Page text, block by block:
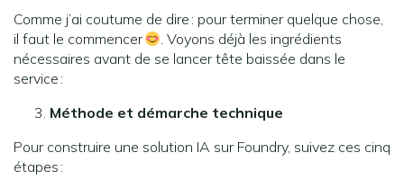
Comme j’ai coutume de dire : pour terminer quelque chose,
il faut le commencer
. Voyons déjà les ingrédients
nécessaires avant de se lancer tête baissée dans le
service :
Méthode et démarche technique
Pour construire une solution IA sur Foundry, suivez ces cinq
étapes :